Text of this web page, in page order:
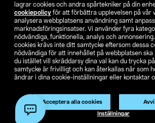
lagrar cookies och andra spårtekniker på din
cookiepolicy för att förbättra upplevelsen på vår
analysera webbplatsens användning samt
marknadsföringsinsatser. Vi använder fyra
nödvändiga, funktionella, analys och
cookies krävs inte ditt samtycke eftersom dessa
nödvändiga för att innehållet på webbplatsen ska
du istället vill skräddarsy dina val kan du trycka på
samtycke är frivilligt och kan återkallas när som
ändrar i dina cookie-inställningar eller kontaktar
Acceptera alla cookies
Inställningar
Hitta butik
SE NO FI
Köpvillkor Privacy statement
Ändra till priser exklusive